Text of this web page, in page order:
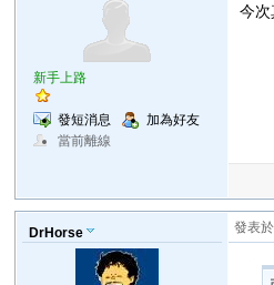
新手上路
發短消息
加為好友
當前離線
今次
DrHorse 發表